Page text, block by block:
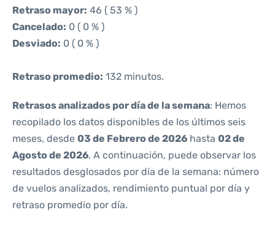
Retraso mayor: 46 ( 53 % )
Cancelado: 0 ( 0 % )
Desviado: 0 ( 0 % )
Retraso promedio: 132 minutos.
Retrasos analizados por día de la semana: Hemos
recopilado los datos disponibles de los últimos seis
meses, desde 03 de Febrero de 2026 hasta 02 de
Agosto de 2026. A continuación, puede observar los
resultados desglosados por día de la semana: número
de vuelos analizados, rendimiento puntual por día y
retraso promedio por día.